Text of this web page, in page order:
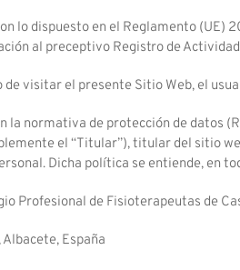
lo dispuesto en el Reglamento (UE)
al preceptivo Registro de
visitar el presente Sitio Web, el
la normativa de protección de datos
el “Titular”), titular del sitio
Dicha política se entiende, en
Profesional de Fisioterapeutas de
España